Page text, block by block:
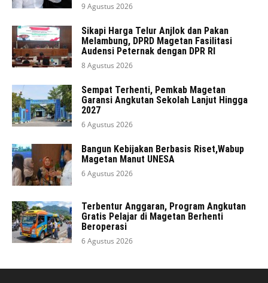
9 Agustus 2026
Sikapi Harga Telur Anjlok dan Pakan
Melambung, DPRD Magetan Fasilitasi
Audensi Peternak dengan DPR RI
8 Agustus 2026
Sempat Terhenti, Pemkab Magetan
Garansi Angkutan Sekolah Lanjut Hingga
2027
6 Agustus 2026
Bangun Kebijakan Berbasis Riset,Wabup
Magetan Manut UNESA
6 Agustus 2026
Terbentur Anggaran, Program Angkutan
Gratis Pelajar di Magetan Berhenti
Beroperasi
6 Agustus 2026